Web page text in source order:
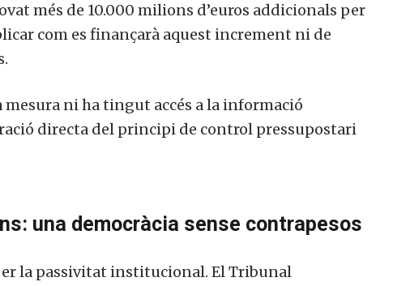
més de 10.000 milions d’euros addicionals per
com es finançarà aquest increment ni de
mesura ni ha tingut accés a la informació
directa del principi de control pressupostari
una democràcia sense contrapesos
la passivitat institucional. El Tribunal